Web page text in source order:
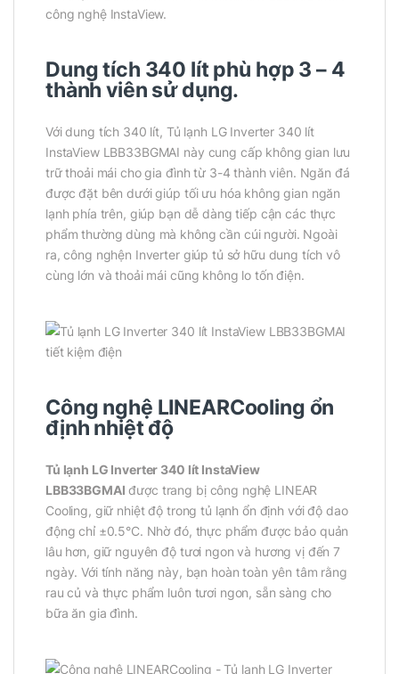
Dung tích 340 lít phù hợp 3 – 4
thành viên sử dụng.
Với dung tích 340 lít, Tủ lạnh LG Inverter 340 lít
InstaView LBB33BGMAI này cung cấp không gian lưu
trữ thoải mái cho gia đình từ 3-4 thành viên. Ngăn đá
được đặt bên dưới giúp tối ưu hóa không gian ngăn
lạnh phía trên, giúp bạn dễ dàng tiếp cận các thực
phẩm thường dùng mà không cần cúi người. Ngoài
ra, công nghện Inverter giúp tủ sở hữu dung tích vô
cùng lớn và thoải mái cũng không lo tốn điện.
Công nghệ LINEARCooling ổn
định nhiệt độ
Tủ lạnh LG Inverter 340 lít InstaView
LBB33BGMAI được trang bị công nghệ LINEAR
Cooling, giữ nhiệt độ trong tủ lạnh ổn định với độ dao
động chỉ ±0.5°C. Nhờ đó, thực phẩm được bảo quản
lâu hơn, giữ nguyên độ tươi ngon và hương vị đến 7
ngày. Với tính năng này, bạn hoàn toàn yên tâm rằng
rau củ và thực phẩm luôn tươi ngon, sẵn sàng cho
bữa ăn gia đình.